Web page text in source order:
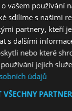
si rozdělili
s
se
ČR, pojišťovny
služby,
soutěži
potvrzuje, že
vašem používání
sdílíme s našimi
partnery, kteří
s dalšími
nebo které
jejich
údajů
VŠECHNY